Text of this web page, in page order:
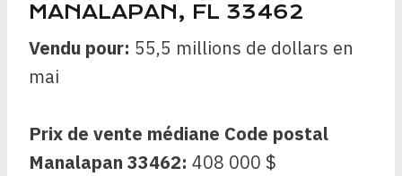
MANALAPAN, FL 33462
Vendu pour: 55,5 millions de dollars en
mai
Prix de vente médiane Code postal
Manalapan 33462: 408 000 $